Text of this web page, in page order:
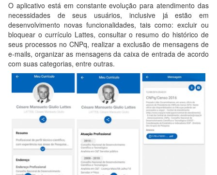
O aplicativo está em constante evolução para atendimento das
necessidades de seus usuários, inclusive já estão em
desenvolvimento novas funcionalidades, tais como: excluir ou
bloquear o currículo Lattes, consultar o resumo do histórico de
seus processos no CNPq, realizar a exclusão de mensagens de
e-mails, organizar as mensagens da caixa de entrada de acordo
com suas categorias, entre outras.